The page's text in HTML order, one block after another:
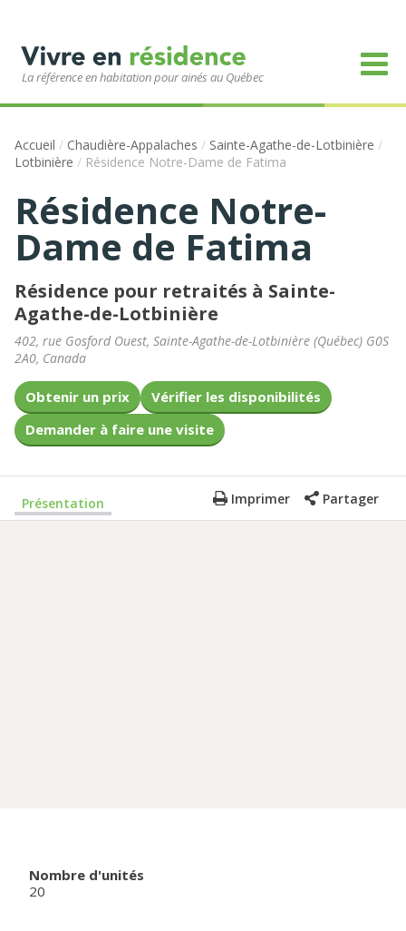
La référence en habitation pour ainés au Québec
Accueil / Chaudière-Appalaches / Sainte-Agathe-de-Lotbinière /
Lotbinière / Résidence Notre-Dame de Fatima
Résidence Notre-
Dame de Fatima
Résidence pour retraités à Sainte-
Agathe-de-Lotbinière
402, rue Gosford Ouest, Sainte-Agathe-de-Lotbinière (Québec) G0S
2A0, Canada
Obtenir un prix
Vérifier les disponibilités
Demander à faire une visite
Présentation Imprimer Partager
Nombre d'unités
20